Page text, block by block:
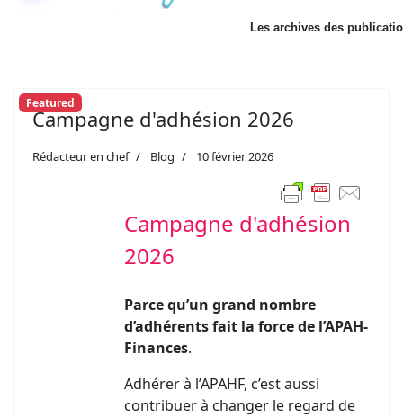
Les archives des
Featured
Campagne d'adhésion 2026
Rédacteur en chef Blog 10 février 2026
Campagne d'adhésion
2026
Parce qu’un grand nombre
d’adhérents fait la force de l’APAH-
Finances.
Adhérer à l’APAHF, c’est aussi
contribuer à changer le regard de